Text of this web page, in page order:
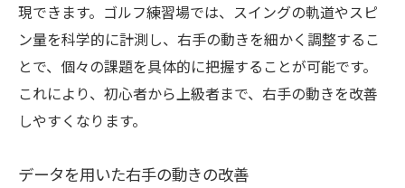
現できます。ゴルフ練習場では、スイングの軌道やスピ
ン量を科学的に計測し、右手の動きを細かく調整するこ
とで、個々の課題を具体的に把握することが可能です。
これにより、初心者から上級者まで、右手の動きを改善
しやすくなります。
データを用いた右手の動きの改善